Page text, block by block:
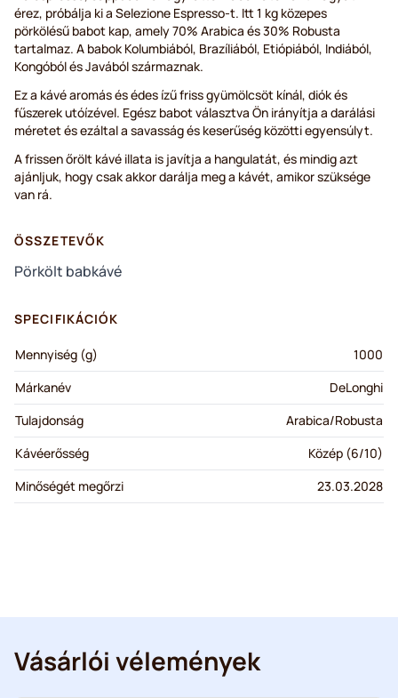
érez, próbálja ki a Selezione Espresso-t. Itt 1 kg közepes
pörkölésű babot kap, amely 70% Arabica és 30% Robusta
tartalmaz. A babok Kolumbiából, Brazíliából, Etiópiából, Indiából,
Kongóból és Javából származnak.
Ez a kávé aromás és édes ízű friss gyümölcsöt kínál, diók és
fűszerek utóízével. Egész babot választva Ön irányítja a darálási
méretet és ezáltal a savasság és keserűség közötti egyensúlyt.
A frissen őrölt kávé illata is javítja a hangulatát, és mindig azt
ajánljuk, hogy csak akkor darálja meg a kávét, amikor szüksége
van rá.
ÖSSZETEVŐK
Pörkölt babkávé
SPECIFIKÁCIÓK
Mennyiség (g)
1000
Márkanév
DeLonghi
Tulajdonság
Arabica/Robusta
Kávéerősség
Közép (6/10)
Minőségét megőrzi
23.03.2028
Vásárlói vélemények